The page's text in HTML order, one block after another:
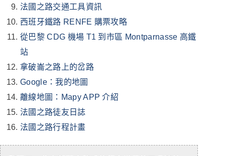
法國之路交通工具資訊
西班牙鐵路 RENFE 購票攻略
從巴黎 CDG 機場 T1 到市區 Montparnasse 高鐵
站
拿破崙之路上的岔路
Google：我的地圖
離線地圖：Mapy APP 介紹
法國之路徒友日誌
法國之路行程計畫